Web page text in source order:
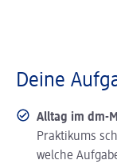
Deine
Alltag im dm-
Praktikums
welche